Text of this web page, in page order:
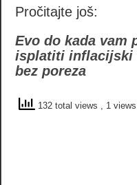
Pročitajte još:
Evo do kada vam
isplatiti inflacijski
bez poreza
132 total views , 1